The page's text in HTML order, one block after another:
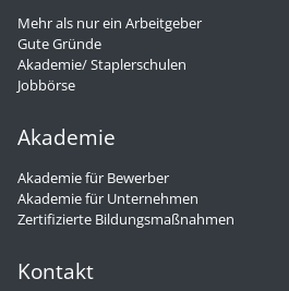
Mehr als nur ein Arbeitgeber
Gute Gründe
Akademie/ Staplerschulen
Jobbörse
Akademie
Akademie für Bewerber
Akademie für Unternehmen
Zertifizierte Bildungsmaßnahmen
Kontakt